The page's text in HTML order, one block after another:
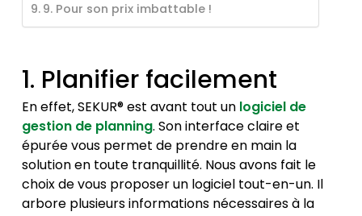
9. Pour son prix imbattable !
1. Planifier facilement
En effet, SEKUR® est avant tout un logiciel de
gestion de planning. Son interface claire et
épurée vous permet de prendre en main la
solution en toute tranquillité. Nous avons fait le
choix de vous proposer un logiciel tout-en-un. Il
arbore plusieurs informations nécessaires à la